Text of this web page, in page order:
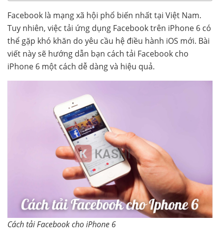
Facebook là mạng xã hội phổ biến nhất tại Việt Nam.
Tuy nhiên, việc tải ứng dụng Facebook trên iPhone 6 có
thể gặp khó khăn do yêu cầu hệ điều hành iOS mới. Bài
viết này sẽ hướng dẫn bạn cách tải Facebook cho
iPhone 6 một cách dễ dàng và hiệu quả.
Cách tải Facebook cho iPhone 6